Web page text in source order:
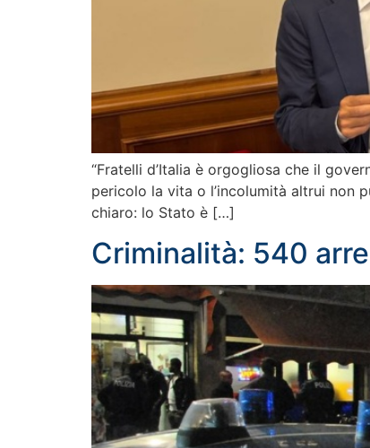
“Fratelli d’Italia è orgogliosa che il
pericolo la vita o l’incolumità altrui non
chiaro: lo Stato è […]
Criminalità: 540